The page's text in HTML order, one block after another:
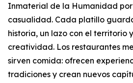
Inmaterial de la Humanidad por
casualidad. Cada platillo
historia, un lazo con el territorio
creatividad. Los restaurantes
sirven comida: ofrecen
tradiciones y crean nuevos